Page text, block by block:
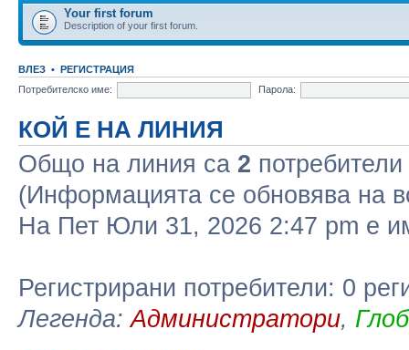
Your first forum
Description of your first forum.
ВЛЕЗ • РЕГИСТРАЦИЯ
Потребителско име:
Парола:
КОЙ Е НА ЛИНИЯ
Общо на линия са 2
(Информацията се обновява на
На Пет Юли 31, 2026 2:47 pm е
Регистрирани потребители: 0
Легенда:Администратори,